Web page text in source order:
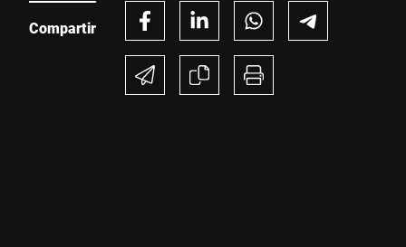
Compartir